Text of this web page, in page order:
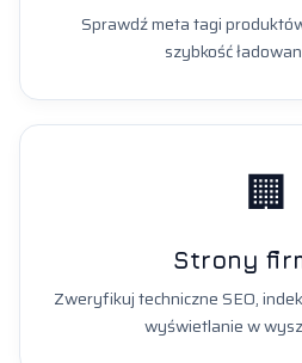
Sprawdź meta tagi
szybkość
🏢
Strony
Zweryfikuj techniczne SEO,
wyświetlanie w